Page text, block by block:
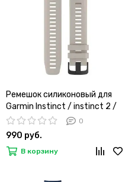
Ремешок силиконовый для
Garmin Instinct / instinct 2 /
Instinct Crossover 22 мм
оригинальное крепление
(Бежевый)
0
990 руб.
В корзину